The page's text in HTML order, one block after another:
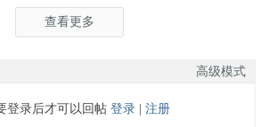
查看更多
高级模式
登录后才可以回帖 登录| 注册